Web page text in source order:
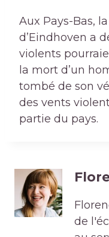
Aux Pays-Bas,
d’Eindhoven a
violents
la mort d’un
tombé de son
des vents
partie du pays.
de